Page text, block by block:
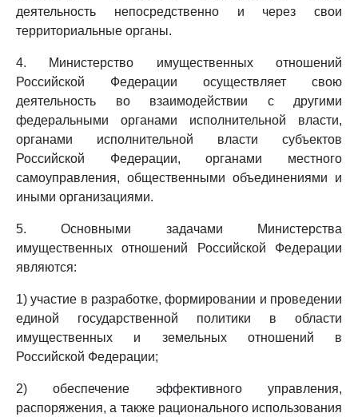
деятельность непосредственно и через свои
территориальные органы.
4. Министерство имущественных отношений
Российской Федерации осуществляет свою
деятельность во взаимодействии с другими
федеральными органами исполнительной власти,
органами исполнительной власти субъектов
Российской Федерации, органами местного
самоуправления, общественными объединениями и
иными организациями.
5. Основными задачами Министерства
имущественных отношений Российской Федерации
являются:
1) участие в разработке, формировании и проведении
единой государственной политики в области
имущественных и земельных отношений в
Российской Федерации;
2) обеспечение эффективного управления,
распоряжения, а также рационального использования